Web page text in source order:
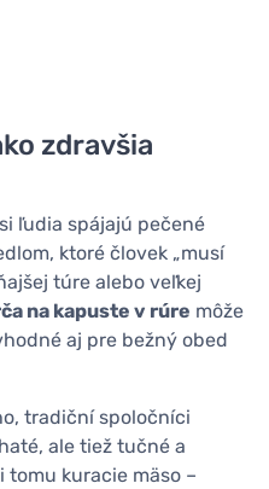
zdravšia
ľudia spájajú pečené
ktoré človek „musí
túre alebo veľkej
na kapuste v rúre môže
aj pre bežný obed
tradiční spoločníci
ale tiež tučné a
tomu kuracie mäso –